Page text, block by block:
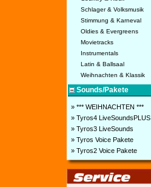
Schlager & Volksmusik
Stimmung & Karneval
Oldies & Evergreens
Movietracks
Instrumentals
Latin & Ballsaal
Weihnachten & Klassik
Sounds/Pakete
» *** WEIHNACHTEN ***
» Tyros4 LiveSoundsPLUS
» Tyros3 LiveSounds
» Tyros Voice Pakete
» Tyros2 Voice Pakete